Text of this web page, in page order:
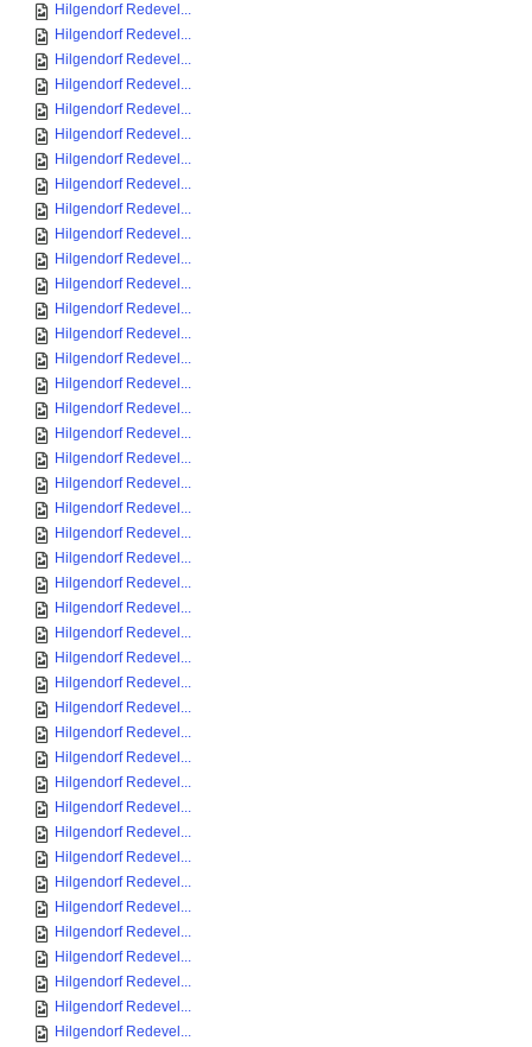
Hilgendorf Redevel...
Hilgendorf Redevel...
Hilgendorf Redevel...
Hilgendorf Redevel...
Hilgendorf Redevel...
Hilgendorf Redevel...
Hilgendorf Redevel...
Hilgendorf Redevel...
Hilgendorf Redevel...
Hilgendorf Redevel...
Hilgendorf Redevel...
Hilgendorf Redevel...
Hilgendorf Redevel...
Hilgendorf Redevel...
Hilgendorf Redevel...
Hilgendorf Redevel...
Hilgendorf Redevel...
Hilgendorf Redevel...
Hilgendorf Redevel...
Hilgendorf Redevel...
Hilgendorf Redevel...
Hilgendorf Redevel...
Hilgendorf Redevel...
Hilgendorf Redevel...
Hilgendorf Redevel...
Hilgendorf Redevel...
Hilgendorf Redevel...
Hilgendorf Redevel...
Hilgendorf Redevel...
Hilgendorf Redevel...
Hilgendorf Redevel...
Hilgendorf Redevel...
Hilgendorf Redevel...
Hilgendorf Redevel...
Hilgendorf Redevel...
Hilgendorf Redevel...
Hilgendorf Redevel...
Hilgendorf Redevel...
Hilgendorf Redevel...
Hilgendorf Redevel...
Hilgendorf Redevel...
Hilgendorf Redevel...